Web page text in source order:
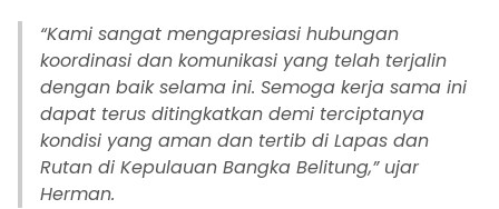
“Kami sangat mengapresiasi hubungan
koordinasi dan komunikasi yang telah terjalin
dengan baik selama ini. Semoga kerja sama ini
dapat terus ditingkatkan demi terciptanya
kondisi yang aman dan tertib di Lapas dan
Rutan di Kepulauan Bangka Belitung,” ujar
Herman.